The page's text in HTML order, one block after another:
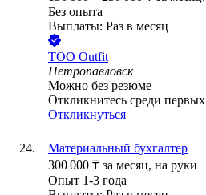
Без опыта
Выплаты: Раз в месяц
ТОО Outfit
Петропавловск
Можно без резюме
Откликнитесь среди первых
Откликнуться
Материальный бухгалтер
300 000 ₸ за месяц, на руки
Опыт 1-3 года